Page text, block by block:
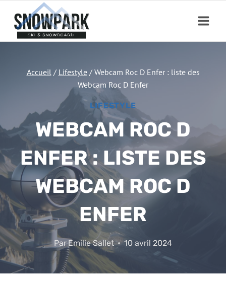
contenu
Accueil / Lifestyle / Webcam Roc D Enfer : liste des
Webcam Roc D Enfer
LIFESTYLE
WEBCAM ROC D
ENFER : LISTE DES
WEBCAM ROC D
ENFER
ParEmilie Sallet 10 avril 2024